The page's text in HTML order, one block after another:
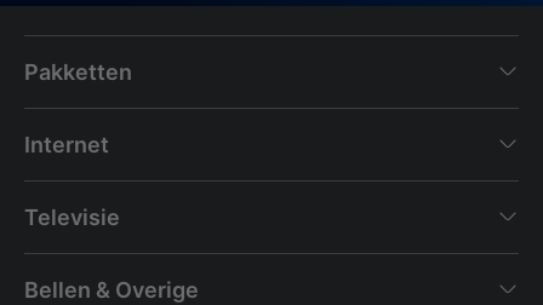
Pakketten
Internet
Televisie
Bellen & Overige